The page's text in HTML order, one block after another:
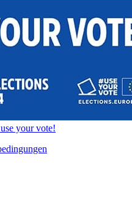
your vote!